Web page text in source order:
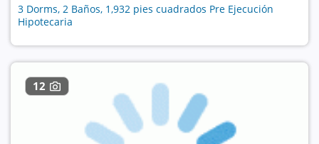
3 Dorms, 2 Baños, 1,932 pies cuadrados Pre Ejecución
Hipotecaria
12